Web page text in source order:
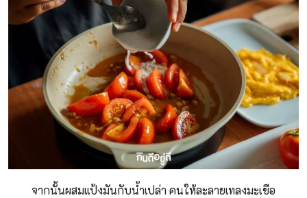
จากนั้นผสมแป้งมันกับน้ำเปล่า คนให้ละลายเทลงมะเขือ